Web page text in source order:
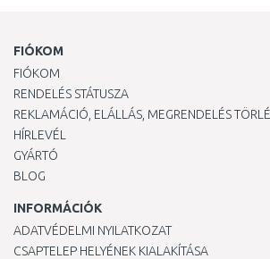
FIÓKOM
FIÓKOM
RENDELÉS STÁTUSZA
REKLAMÁCIÓ, ELÁLLÁS, MEGRENDELÉS
HÍRLEVÉL
GYÁRTÓ
BLOG
INFORMÁCIÓK
ADATVÉDELMI NYILATKOZAT
CSAPTELEP HELYÉNEK KIALAKÍTÁSA